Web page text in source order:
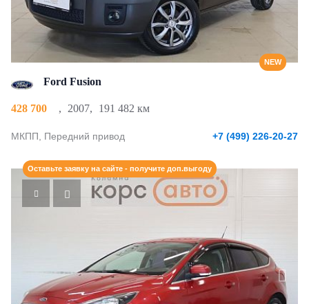
NEW
Ford Fusion
428 700 , 2007, 191 482 км
МКПП, Передний привод +7 (499) 226-20-27
Оставьте заявку на сайте - получите доп.выгоду